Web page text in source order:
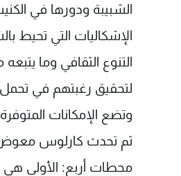
الشبيبة ودورها في
الإشكاليات التي تحيط
التنوع الثقافي وما
لتحقيق رغبتهم في
وتضع الإمكانات
ثم تحدث كارلوس معوض
محطات أربع: الأولى هي